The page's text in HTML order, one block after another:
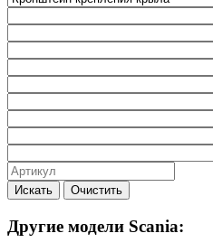
Искать Очистить
Другие модели Scania: